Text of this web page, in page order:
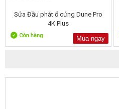
Sửa Đầu phát ổ cứng Dune Pro
4K Plus
Mua ngay